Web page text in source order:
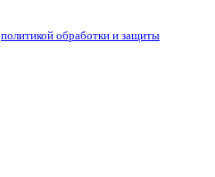
политикой обработки и защиты